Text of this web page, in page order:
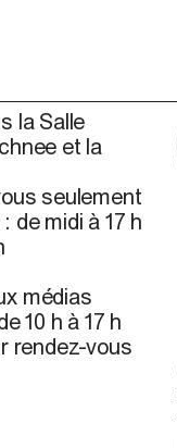
la Salle
et la
seulement
de midi à 17 h
médias
10 h à 17 h
rendez-vous